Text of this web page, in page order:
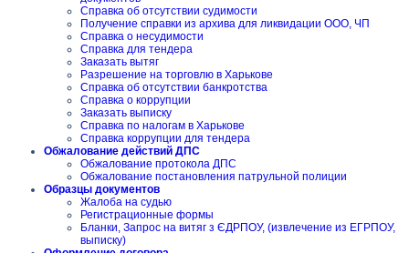
Справка об отсутствии судимости
Получение справки из архива для ликвидации ООО, ЧП
Справка о несудимости
Справка для тендера
Заказать вытяг
Разрешение на торговлю в Харькове
Справка об отсутствии банкротства
Справка о коррупции
Заказать выписку
Справка по налогам в Харькове
Справка коррупции для тендера
Обжалование действий ДПС
Обжалование протокола ДПС
Обжалование постановления патрульной полиции
Образцы документов
Жалоба на судью
Регистрационные формы
Бланки, Запрос на витяг з ЄДРПОУ, (извлечение из ЕГРПОУ,
выписку)